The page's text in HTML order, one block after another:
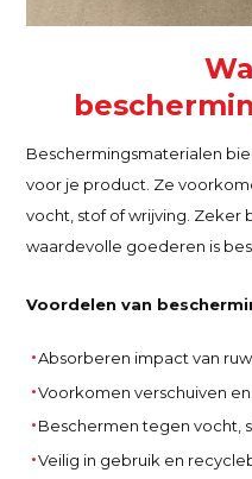
Beschermingsmaterialen
voor je product. Ze
vocht, stof of wrijving. Zeker
waardevolle goederen is
Voordelen van
Absorberen impact van
Voorkomen verschuiven
Beschermen tegen vocht,
Veilig in gebruik en